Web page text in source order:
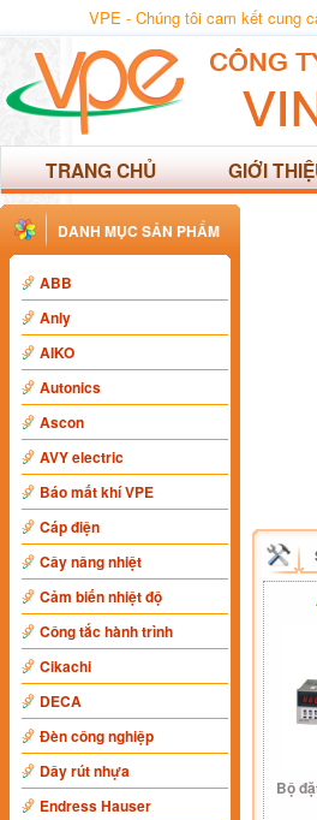
VPE - Chúng tôi cam kết cung
TRANG CHỦ GIỚI
DANH MỤC SẢN PHẨM
ABB
Anly
AIKO
Autonics
Ascon
AVY electric
Báo mất khí VPE
Cáp điện
Cây nâng nhiệt
Cảm biến nhiệt độ
Công tắc hành trình
Cikachi
DECA
Đèn công nghiệp
Dây rút nhựa
Endress Hauser
Bộ